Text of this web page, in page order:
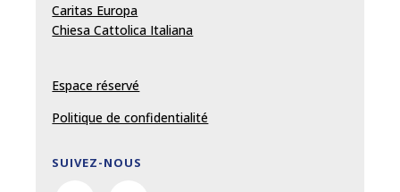
Caritas Europa
Chiesa Cattolica Italiana
Espace réservé
Politique de confidentialité
SUIVEZ-NOUS